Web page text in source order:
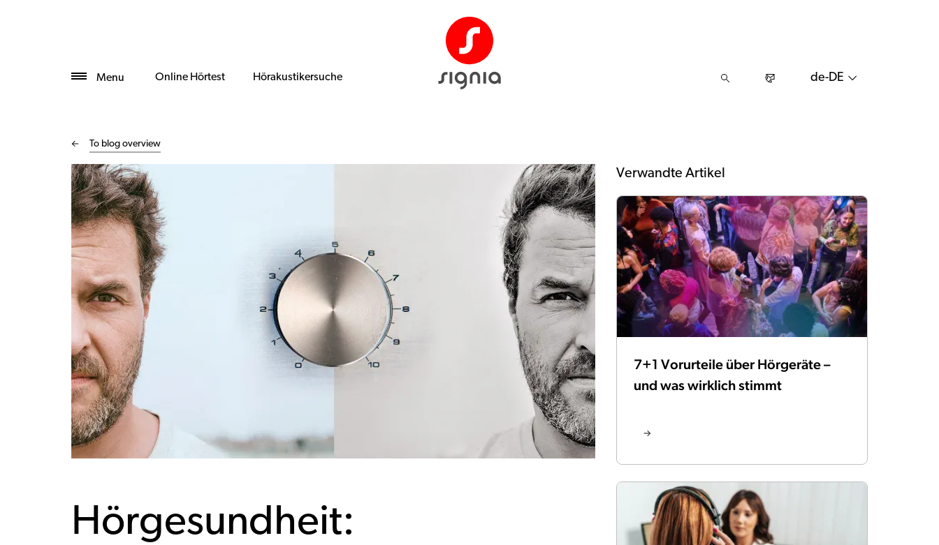
Menu Online Hörtest Hörakustikersuche de-DE
To blog overview
Hörgesundheit:
Verwandte Artikel
7+1 Vorurteile über Hörgeräte –
und was wirklich stimmt